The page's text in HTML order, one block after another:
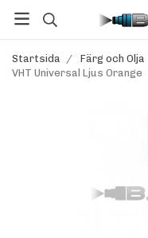
Startsida / Färg och Olja
VHT Universal Ljus Orange